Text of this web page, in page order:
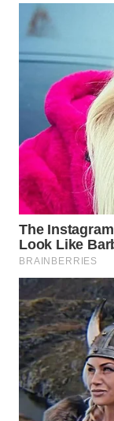
WN
MALUT
WN
DAIRI
WN
TOBA
WN
NIAS
WN
LANGKAT
WN
TAPANULI